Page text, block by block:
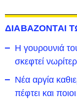
ΔΙΑΒΑΖΟΝΤΑΙ
Η γουρουνιά
σκεφτεί
Νέα αργία
πέφτει και